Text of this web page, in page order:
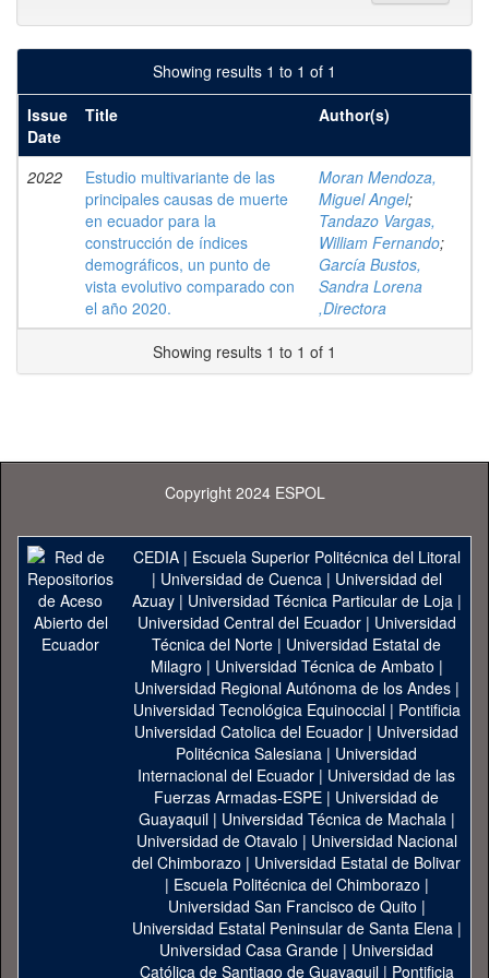
Showing results 1 to 1 of 1
Issue
Date
Title Author(s)
2022
Estudio multivariante de las
principales causas de muerte
en ecuador para la
construcción de índices
demográficos, un punto de
vista evolutivo comparado con
el año 2020.
Moran Mendoza,
Miguel Angel;
Tandazo Vargas,
William Fernando;
García Bustos,
Sandra Lorena
,Directora
Showing results 1 to 1 of 1
Copyright 2024 ESPOL
CEDIA| Escuela Superior Politécnica del Litoral
| Universidad de Cuenca| Universidad del
Azuay| Universidad Técnica Particular de Loja|
Universidad Central del Ecuador| Universidad
Técnica del Norte | Universidad Estatal de
Milagro | Universidad Técnica de Ambato |
Universidad Regional Autónoma de los Andes|
Universidad Tecnológica Equinoccial| Pontificia
Universidad Catolica del Ecuador | Universidad
Politécnica Salesiana | Universidad
Internacional del Ecuador | Universidad de las
Fuerzas Armadas-ESPE | Universidad de
Guayaquil| Universidad Técnica de Machala|
Universidad de Otavalo | Universidad Nacional
del Chimborazo | Universidad Estatal de Bolivar
| Escuela Politécnica del Chimborazo |
Universidad San Francisco de Quito |
Universidad Estatal Peninsular de Santa Elena|
Universidad Casa Grande | Universidad
Católica de Santiago de Guayaquil| Pontificia